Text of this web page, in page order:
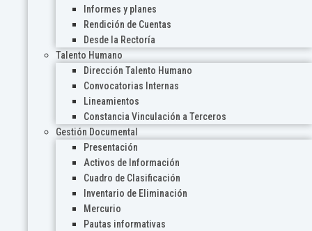
Informes y planes
Rendición de Cuentas
Desde la Rectoría
Talento Humano
Dirección Talento Humano
Convocatorias Internas
Lineamientos
Constancia Vinculación a Terceros
Gestión Documental
Presentación
Activos de Información
Cuadro de Clasificación
Inventario de Eliminación
Mercurio
Pautas informativas